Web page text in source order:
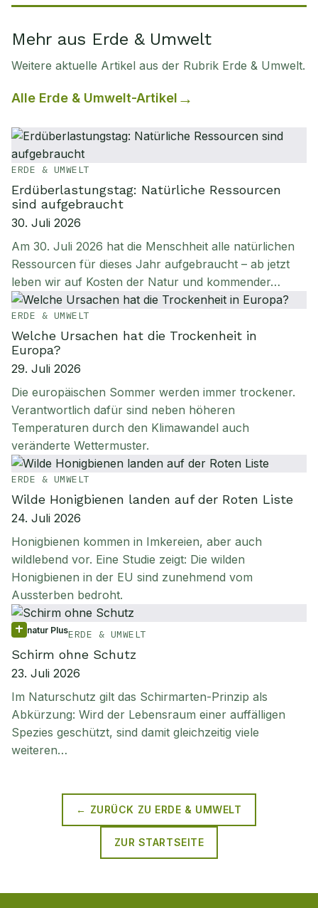
Mehr aus Erde & Umwelt
Weitere aktuelle Artikel aus der Rubrik Erde & Umwelt.
Alle Erde & Umwelt-Artikel
ERDE & UMWELT
Erdüberlastungstag: Natürliche Ressourcen
sind aufgebraucht
30. Juli 2026
Am 30. Juli 2026 hat die Menschheit alle natürlichen
Ressourcen für dieses Jahr aufgebraucht – ab jetzt
leben wir auf Kosten der Natur und kommender…
ERDE & UMWELT
Welche Ursachen hat die Trockenheit in
Europa?
29. Juli 2026
Die europäischen Sommer werden immer trockener.
Verantwortlich dafür sind neben höheren
Temperaturen durch den Klimawandel auch
veränderte Wettermuster.
ERDE & UMWELT
Wilde Honigbienen landen auf der Roten Liste
24. Juli 2026
Honigbienen kommen in Imkereien, aber auch
wildlebend vor. Eine Studie zeigt: Die wilden
Honigbienen in der EU sind zunehmend vom
Aussterben bedroht.
natur PlusERDE & UMWELT
Schirm ohne Schutz
23. Juli 2026
Im Naturschutz gilt das Schirmarten-Prinzip als
Abkürzung: Wird der Lebensraum einer auffälligen
Spezies geschützt, sind damit gleichzeitig viele
weiteren…
← ZURÜCK ZU ERDE & UMWELT
ZUR STARTSEITE